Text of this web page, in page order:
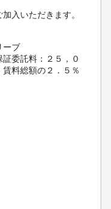
入いただきます。
ーブ
委託料：２５，０
料総額の２．５％